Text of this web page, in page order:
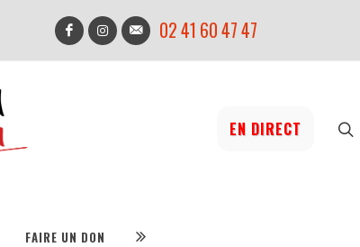
02 41 60 47 47
EN DIRECT
FAIRE UN DON